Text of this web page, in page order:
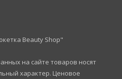
Beauty Shop"
на сайте товаров носят
характер. Ценовое